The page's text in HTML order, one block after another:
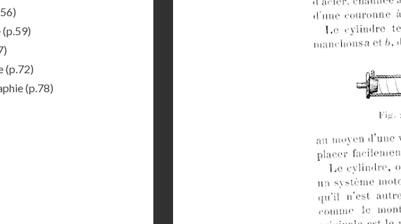
(p.59)
(p.72)
(p.78)